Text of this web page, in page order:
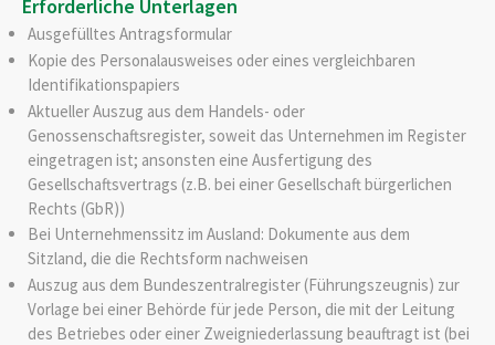
Erforderliche Unterlagen
Ausgefülltes Antragsformular
Kopie des Personalausweises oder eines vergleichbaren
Identifikationspapiers
Aktueller Auszug aus dem Handels- oder
Genossenschaftsregister, soweit das Unternehmen im Register
eingetragen ist; ansonsten eine Ausfertigung des
Gesellschaftsvertrags (z.B. bei einer Gesellschaft bürgerlichen
Rechts (GbR))
Bei Unternehmenssitz im Ausland: Dokumente aus dem
Sitzland, die die Rechtsform nachweisen
Auszug aus dem Bundeszentralregister (Führungszeugnis) zur
Vorlage bei einer Behörde für jede Person, die mit der Leitung
des Betriebes oder einer Zweigniederlassung beauftragt ist (bei